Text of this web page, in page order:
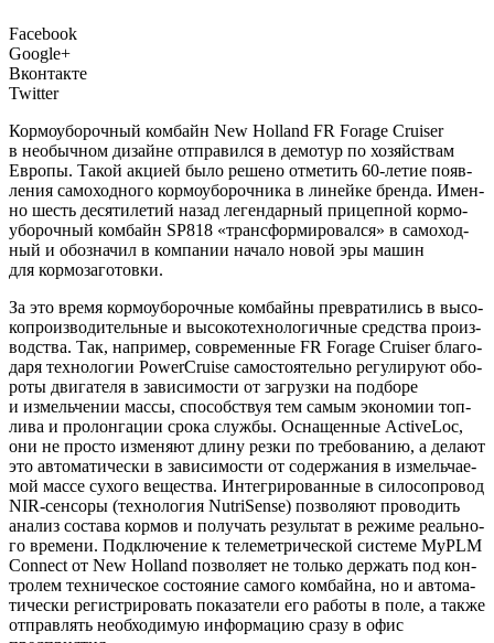
Facebook
Google+
Вконтакте
Twitter
Кормо­убо­роч­ный ком­байн New Holland FR Forage Cruiser
в необыч­ном дизайне отпра­вил­ся в демо­тур по хозяй­ствам
Евро­пы. Такой акци­ей было реше­но отме­тить 60-летие появ­
ле­ния само­ход­но­го кор­мо­убо­роч­ни­ка в линей­ке брен­да. Имен­
но шесть деся­ти­ле­тий назад леген­дар­ный при­цеп­ной кор­мо­
убо­роч­ный ком­байн SP818 «транс­фор­ми­ро­вал­ся» в само­ход­
ный и обо­зна­чил в ком­па­нии нача­ло новой эры машин
для кормозаготовки.
За это вре­мя кор­мо­убо­роч­ные ком­бай­ны пре­вра­ти­лись в высо­
ко­про­из­во­ди­тель­ные и высо­ко­тех­но­ло­гич­ные сред­ства про­из­
вод­ства. Так, напри­мер, совре­мен­ные FR Forage Cruiser бла­го­
да­ря тех­но­ло­гии PowerCruise само­сто­я­тель­но регу­ли­ру­ют обо­
ро­ты дви­га­те­ля в зави­си­мо­сти от загруз­ки на под­бо­ре
и измель­че­нии мас­сы, спо­соб­ствуя тем самым эко­но­мии топ­
ли­ва и про­лон­га­ции сро­ка служ­бы. Осна­щен­ные ActiveLос,
они не про­сто изме­ня­ют дли­ну рез­ки по тре­бо­ва­нию, а дела­ют
это авто­ма­ти­че­ски в зави­си­мо­сти от содер­жа­ния в измель­ча­е­
мой мас­се сухо­го веще­ства. Инте­гри­ро­ван­ные в сило­со­про­вод
NIR-сен­со­ры (тех­но­ло­гия NutriSense) поз­во­ля­ют про­во­дить
ана­лиз соста­ва кор­мов и полу­чать резуль­тат в режи­ме реаль­но­
го вре­ме­ни. Под­клю­че­ние к теле­мет­ри­че­ской систе­ме MyPLM
Connect от New Holland поз­во­ля­ет не толь­ко дер­жать под кон­
тро­лем тех­ни­че­ское состо­я­ние само­го ком­бай­на, но и авто­ма­
ти­че­ски реги­стри­ро­вать пока­за­те­ли его рабо­ты в поле, а так­же
отправ­лять необ­хо­ди­мую инфор­ма­цию сра­зу в офис